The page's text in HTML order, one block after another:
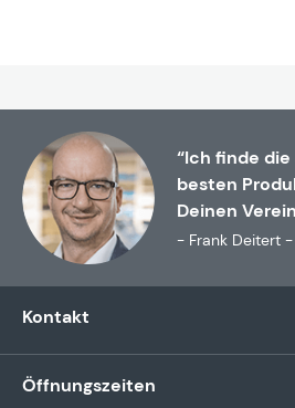
“Ich finde
besten
Deinen
- Frank Deitert
Kontakt
Öffnungszeiten